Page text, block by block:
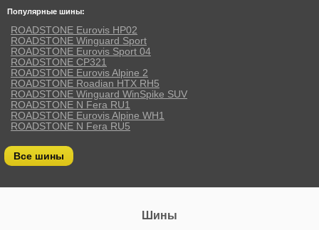
Популярные шины:
ROADSTONE Eurovis HP02
ROADSTONE Winguard Sport
ROADSTONE Eurovis Sport 04
ROADSTONE CP321
ROADSTONE Eurovis Alpine 2
ROADSTONE Roadian HTX RH5
ROADSTONE Winguard WinSpike SUV
ROADSTONE N Fera RU1
ROADSTONE Eurovis Alpine WH1
ROADSTONE N Fera RU5
Все шины
Шины